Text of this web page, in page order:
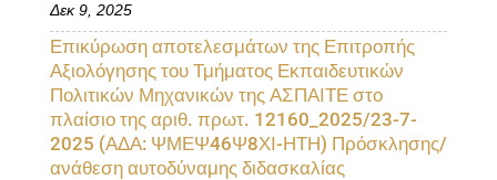
Δεκ 9, 2025
Επικύρωση αποτελεσμάτων της Επιτροπής
Αξιολόγησης του Τμήματος Εκπαιδευτικών
Πολιτικών Μηχανικών της ΑΣΠΑΙΤΕ στο
πλαίσιο της αριθ. πρωτ. 12160_2025/23-7-
2025 (ΑΔΑ: ΨΜΕΨ46Ψ8ΧΙ-ΗΤΗ) Πρόσκλησης/
ανάθεση αυτοδύναμης διδασκαλίας